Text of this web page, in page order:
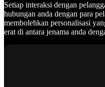
Setiap interaksi dengan
hubungan anda dengan para
membolehkan personalisasi
erat di antara jenama anda